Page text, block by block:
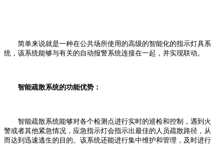
简单来说就是一种在公共场所使用的高级的智能化的指示灯具系
统，该系统能够与有关的自动报警系统连接在一起，并实现联动。
智能疏散系统的功能优势：
智能疏散系统能够对各个检测点进行实时的巡检和控制，遇到火
警或者其他紧急情况，应急指示灯会指示出最佳的人员疏散路径，从
而达到迅速逃生的目的。该系统还能进行集中维护和管理，及时进行